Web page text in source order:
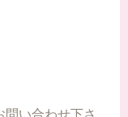
い合わせ下さ